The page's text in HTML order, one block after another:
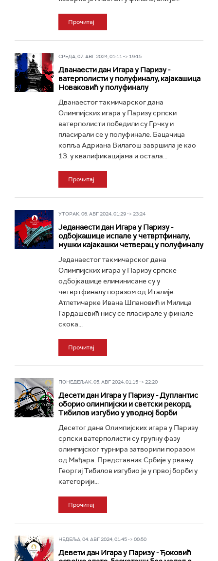
Прочитај
СРЕДА, 07. АВГ 2024, 01:11 -> 19:15
Дванаести дан Игара у Паризу -
ватерполисти у полуфиналу, кајакашица
Новаковић у полуфиналу
Дванаестог такмичарског дана
Олимпијских игара у Паризу српски
ватерполисти победили су Грчку и
пласирали се у полуфинале. Бацачица
копља Адриана Вилагош завршила је као
13. у квалификацијама и остала...
Прочитај
УТОРАК, 06. АВГ 2024, 01:29 -> 23:24
Једанаести дан Игара у Паризу -
одбојкашице испале у четвртфиналу,
мушки кајакашки четверац у полуфиналу
Једанаестог такмичарског дана
Олимпијских игара у Паризу српске
одбојкашице елиминисане су у
четвртфиналу поразом од Италије.
Атлетичарке Ивана Шпановић и Милица
Гардашевић нису се пласирале у финале
скока...
Прочитај
ПОНЕДЕЉАК, 05. АВГ 2024, 01:15 -> 22:20
Десети дан Игара у Паризу - Дуплантис
оборио олимпијски и светски рекорд,
Тибилов изгубио у уводној борби
Десетог дана Олимпијских игара у Паризу
српски ватерполисти су групну фазу
олимпијског турнира затворили поразом
од Мађара. Представник Србије у рвању
Георгиј Тибилов изгубио је у првој борби у
категорији...
Прочитај
НЕДЕЉА, 04. АВГ 2024, 01:45 -> 00:50
Девети дан Игара у Паризу - Ђоковић